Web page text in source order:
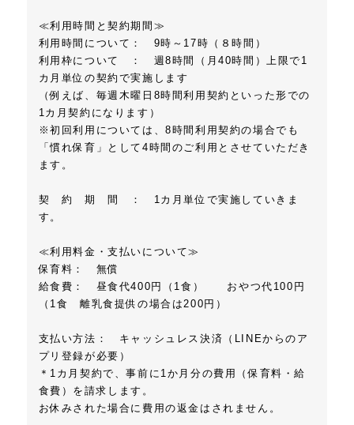
≪利用時間と契約期間≫
利用時間について： 9時～17時（８時間）
利用枠について ： 週8時間（月40時間）上限で1
カ月単位の契約で実施します
（例えば、毎週木曜日8時間利用契約といった形での
1カ月契約になります）
※初回利用については、8時間利用契約の場合でも
「慣れ保育」として4時間のご利用とさせていただき
ます。
契 約 期 間 ： 1カ月単位で実施していきま
す。
≪利用料金・支払いについて≫
保育料： 無償
給食費： 昼食代400円（1食） おやつ代100円
（1食 離乳食提供の場合は200円）
支払い方法： キャッシュレス決済（LINEからのア
プリ登録が必要）
＊1カ月契約で、事前に1か月分の費用（保育料・給
食費）を請求します。
お休みされた場合に費用の返金はされません。